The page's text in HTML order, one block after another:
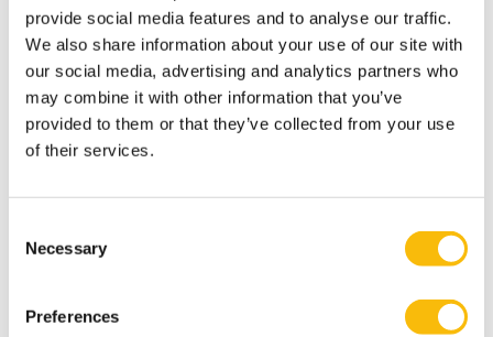
provide social media features and to analyse our traffic.
We also share information about your use of our site with
our social media, advertising and analytics partners who
may combine it with other information that you’ve
provided to them or that they’ve collected from your use
of their services.
Selection
Necessary
Preferences
FT IMBA IMBA PT IMBA